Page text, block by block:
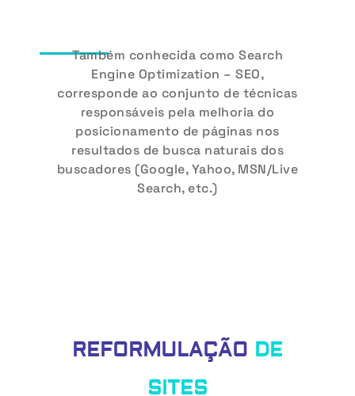
Também conhecida como Search
Engine Optimization – SEO,
corresponde ao conjunto de técnicas
responsáveis pela melhoria do
posicionamento de páginas nos
resultados de busca naturais dos
buscadores (Google, Yahoo, MSN/Live
Search, etc.)
REFORMULAÇÃO DE
SITES